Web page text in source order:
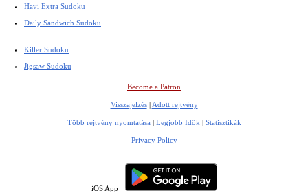
Havi Extra Sudoku
Daily Sandwich Sudoku
Killer Sudoku
Jigsaw Sudoku
Become a Patron
Visszajelzés| Adott rejtvény
Több rejtvény nyomtatása | Legjobb Idők | Statisztikák
Privacy Policy
iOS App